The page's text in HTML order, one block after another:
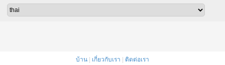
บ้าน เกี่ยวกับเรา ติดต่อเรา